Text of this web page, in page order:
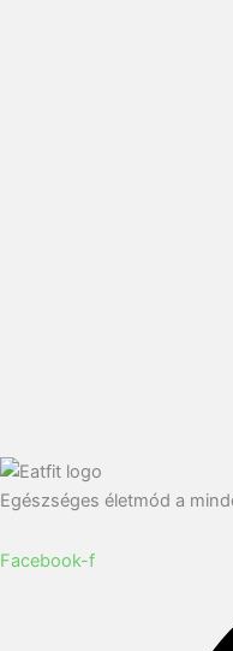
Egészséges életmód a
Facebook-f